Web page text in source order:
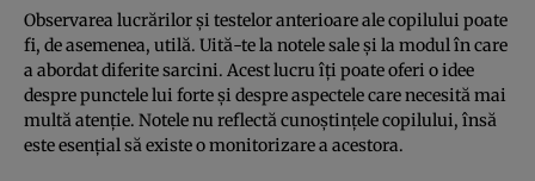
Observarea lucrărilor și testelor anterioare ale copilului poate
fi, de asemenea, utilă. Uită-te la notele sale și la modul în care
a abordat diferite sarcini. Acest lucru îți poate oferi o idee
despre punctele lui forte și despre aspectele care necesită mai
multă atenție. Notele nu reflectă cunoștințele copilului, însă
este esențial să existe o monitorizare a acestora.